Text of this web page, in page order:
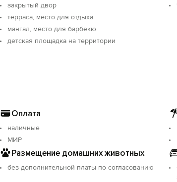
закрытый двор
терраса, место для отдыха
мангал, место для барбекю
детская площадка на территории
Оплата
наличные
МИР
Размещение домашних животных
без дополнительной платы по согласованию